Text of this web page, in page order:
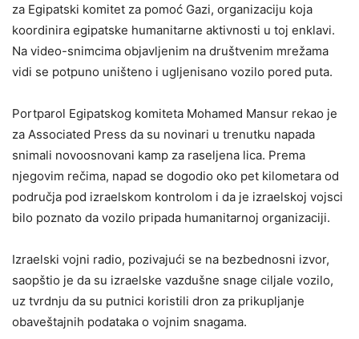
za Egipatski komitet za pomoć Gazi, organizaciju koja
koordinira egipatske humanitarne aktivnosti u toj enklavi.
Na video-snimcima objavljenim na društvenim mrežama
vidi se potpuno uništeno i ugljenisano vozilo pored puta.
Portparol Egipatskog komiteta Mohamed Mansur rekao je
za Associated Press da su novinari u trenutku napada
snimali novoosnovani kamp za raseljena lica. Prema
njegovim rečima, napad se dogodio oko pet kilometara od
područja pod izraelskom kontrolom i da je izraelskoj vojsci
bilo poznato da vozilo pripada humanitarnoj organizaciji.
Izraelski vojni radio, pozivajući se na bezbednosni izvor,
saopštio je da su izraelske vazdušne snage ciljale vozilo,
uz tvrdnju da su putnici koristili dron za prikupljanje
obaveštajnih podataka o vojnim snagama.